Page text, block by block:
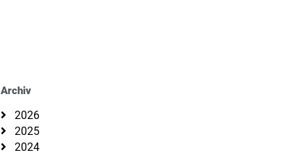
Archiv
2026
2025
2024